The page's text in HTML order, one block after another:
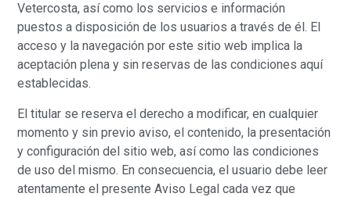
Vetercosta, así como los servicios e información
puestos a disposición de los usuarios a través de él. El
acceso y la navegación por este sitio web implica la
aceptación plena y sin reservas de las condiciones aquí
establecidas.
El titular se reserva el derecho a modificar, en cualquier
momento y sin previo aviso, el contenido, la presentación
y configuración del sitio web, así como las condiciones
de uso del mismo. En consecuencia, el usuario debe leer
atentamente el presente Aviso Legal cada vez que